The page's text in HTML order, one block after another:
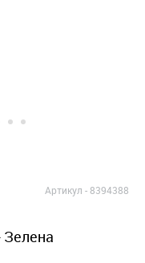
Артикул -8394388
Зелена